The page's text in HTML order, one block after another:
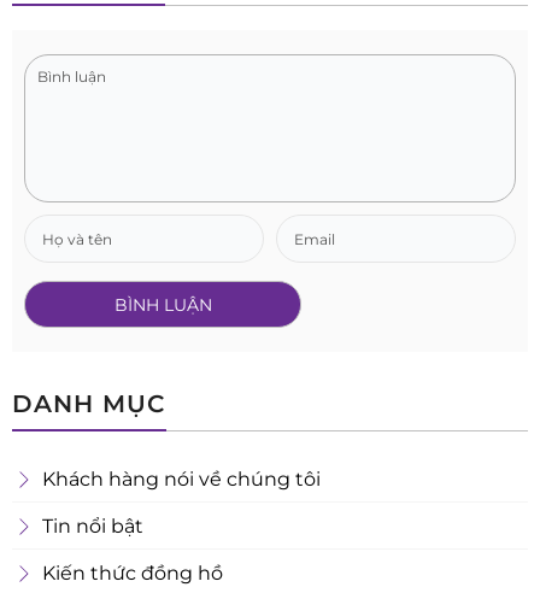
DANH MỤC
Khách hàng nói về chúng tôi
Tin nổi bật
Kiến thức đồng hồ